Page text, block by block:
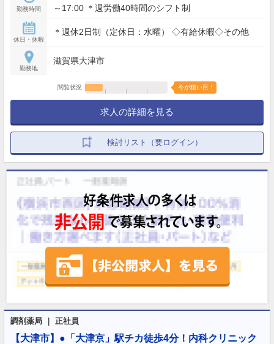
勤務時間
～17:00 ＊週労働40時間のシフト制
休日・休暇
＊週休2日制（定休日：水曜） ◇有給休暇◇その他
勤務地
滋賀県大津市
閲覧状況 今が狙い目！
求人の詳細を見る
検討リスト（要ログイン）
調剤薬局 ｜ 正社員
【大津市】●「大津京」駅チカ徒歩4分！内科クリニック